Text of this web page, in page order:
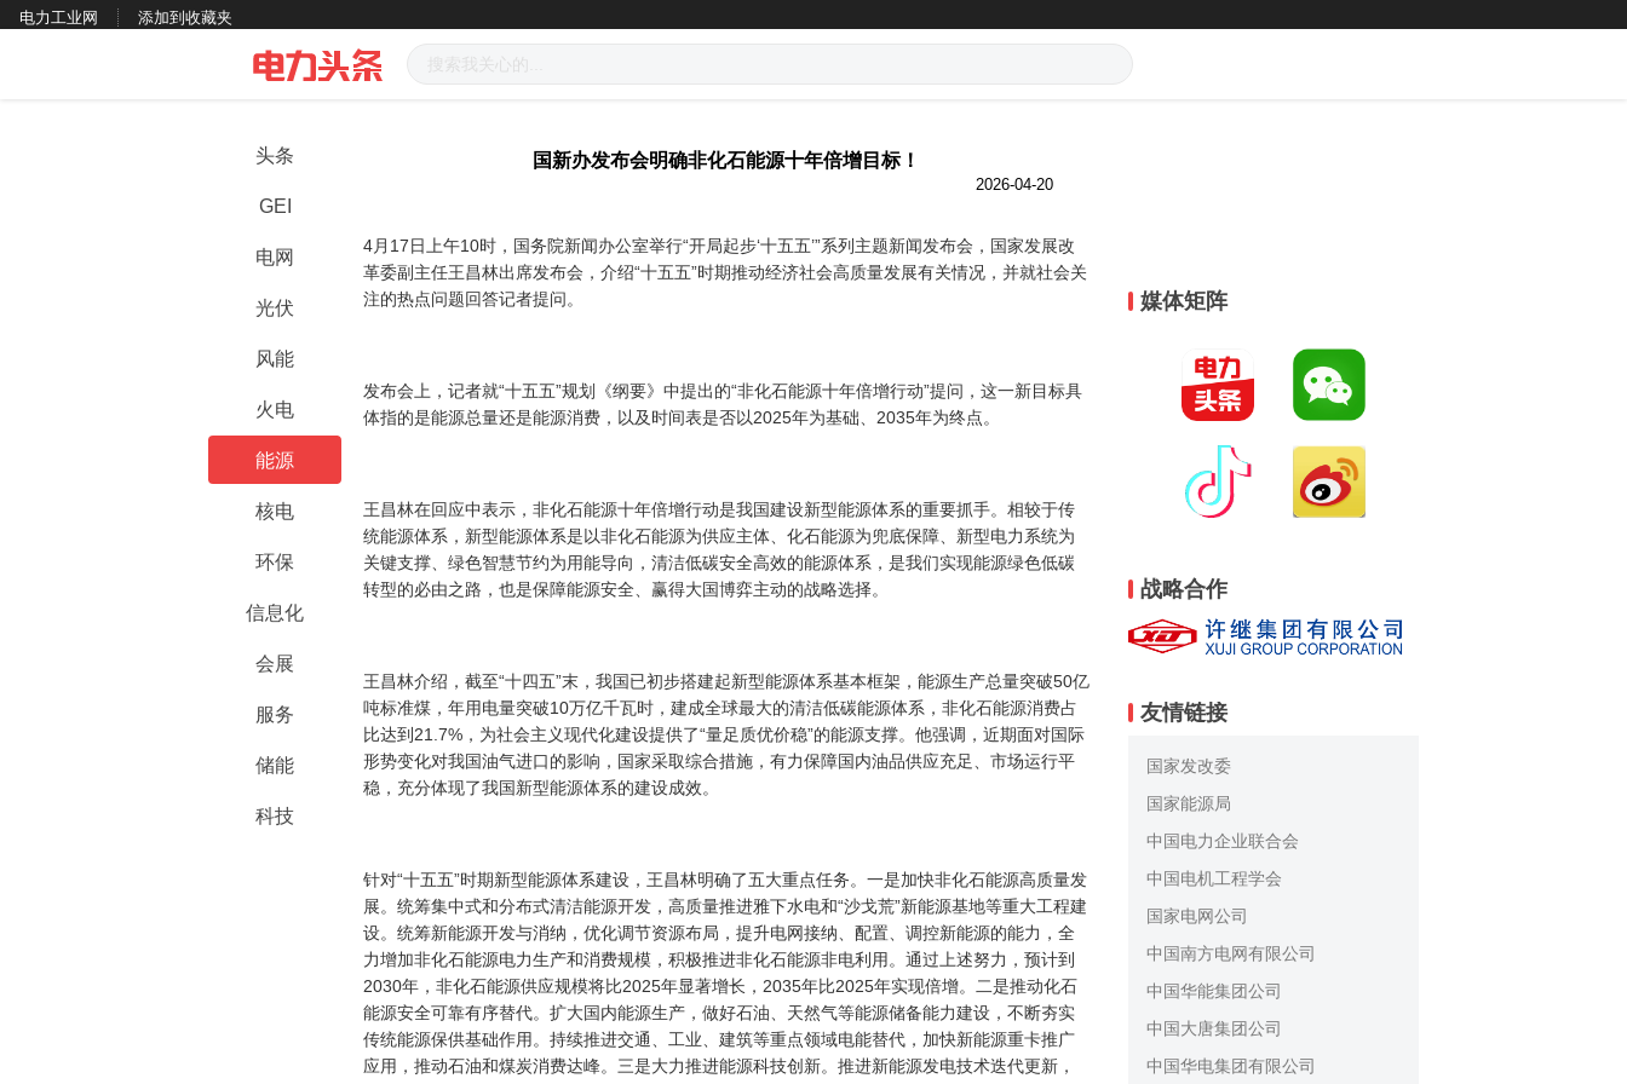
电力工业网 添加到收藏夹
头条
GEI
电网
光伏
风能
火电
能源
核电
环保
信息化
会展
服务
储能
科技
国新办发布会明确非化石能源十年倍增目标！
2026-04-20
4月17日上午10时，国务院新闻办公室举行“开局起步‘十五五’”系列主题新闻发布会，国家发展改
革委副主任王昌林出席发布会，介绍“十五五”时期推动经济社会高质量发展有关情况，并就社会关
注的热点问题回答记者提问。
发布会上，记者就“十五五”规划《纲要》中提出的“非化石能源十年倍增行动”提问，这一新目标具
体指的是能源总量还是能源消费，以及时间表是否以2025年为基础、2035年为终点。
王昌林在回应中表示，非化石能源十年倍增行动是我国建设新型能源体系的重要抓手。相较于传
统能源体系，新型能源体系是以非化石能源为供应主体、化石能源为兜底保障、新型电力系统为
关键支撑、绿色智慧节约为用能导向，清洁低碳安全高效的能源体系，是我们实现能源绿色低碳
转型的必由之路，也是保障能源安全、赢得大国博弈主动的战略选择。
王昌林介绍，截至“十四五”末，我国已初步搭建起新型能源体系基本框架，能源生产总量突破50亿
吨标准煤，年用电量突破10万亿千瓦时，建成全球最大的清洁低碳能源体系，非化石能源消费占
比达到21.7%，为社会主义现代化建设提供了“量足质优价稳”的能源支撑。他强调，近期面对国际
形势变化对我国油气进口的影响，国家采取综合措施，有力保障国内油品供应充足、市场运行平
稳，充分体现了我国新型能源体系的建设成效。
针对“十五五”时期新型能源体系建设，王昌林明确了五大重点任务。一是加快非化石能源高质量发
展。统筹集中式和分布式清洁能源开发，高质量推进雅下水电和“沙戈荒”新能源基地等重大工程建
设。统筹新能源开发与消纳，优化调节资源布局，提升电网接纳、配置、调控新能源的能力，全
力增加非化石能源电力生产和消费规模，积极推进非化石能源非电利用。通过上述努力，预计到
2030年，非化石能源供应规模将比2025年显著增长，2035年比2025年实现倍增。二是推动化石
能源安全可靠有序替代。扩大国内能源生产，做好石油、天然气等能源储备能力建设，不断夯实
传统能源保供基础作用。持续推进交通、工业、建筑等重点领域电能替代，加快新能源重卡推广
应用，推动石油和煤炭消费达峰。三是大力推进能源科技创新。推进新能源发电技术迭代更新，
媒体矩阵
战略合作
友情链接
国家发改委
国家能源局
中国电力企业联合会
中国电机工程学会
国家电网公司
中国南方电网有限公司
中国华能集团公司
中国大唐集团公司
中国华电集团有限公司